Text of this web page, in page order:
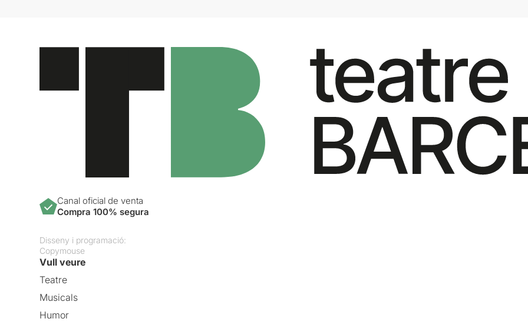
Canal oficial de venta
Compra 100% segura
Disseny i programació:
Copymouse
Vull veure
Teatre
Musicals
Humor